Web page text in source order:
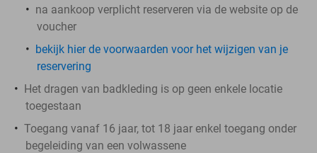
na aankoop verplicht reserveren via de website op de
voucher
bekijk hier de voorwaarden voor het wijzigen van je
reservering
Het dragen van badkleding is op geen enkele locatie
toegestaan
Toegang vanaf 16 jaar, tot 18 jaar enkel toegang onder
begeleiding van een volwassene